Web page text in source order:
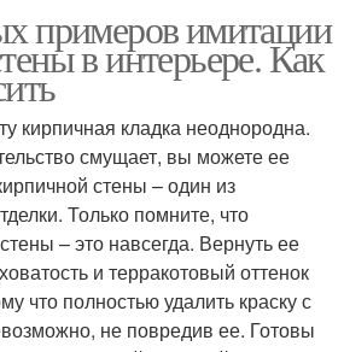
примеров имитации
в интерьере. Как
кирпичная кладка неоднородна.
смущает, вы можете ее
стены – один из
Только помните, что
– это навсегда. Вернуть ее
и терракотовый оттенок
что полностью удалить краску с
не повредив ее. Готовы